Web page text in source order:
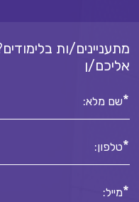
מתעניינים/ות
אליכם/ן
שם מלא:*
טלפון:*
מייל:*